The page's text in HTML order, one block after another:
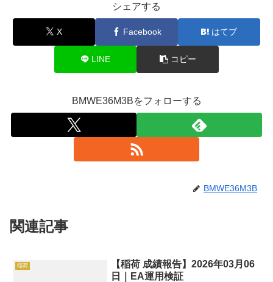
シェアする
X Facebook はてブ
LINE コピー
BMWE36M3Bをフォローする
BMWE36M3B
関連記事
稲荷
【稲荷 成績報告】2026年03月06
日｜EA運用検証